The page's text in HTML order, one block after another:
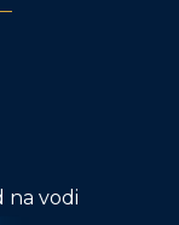
na vodi